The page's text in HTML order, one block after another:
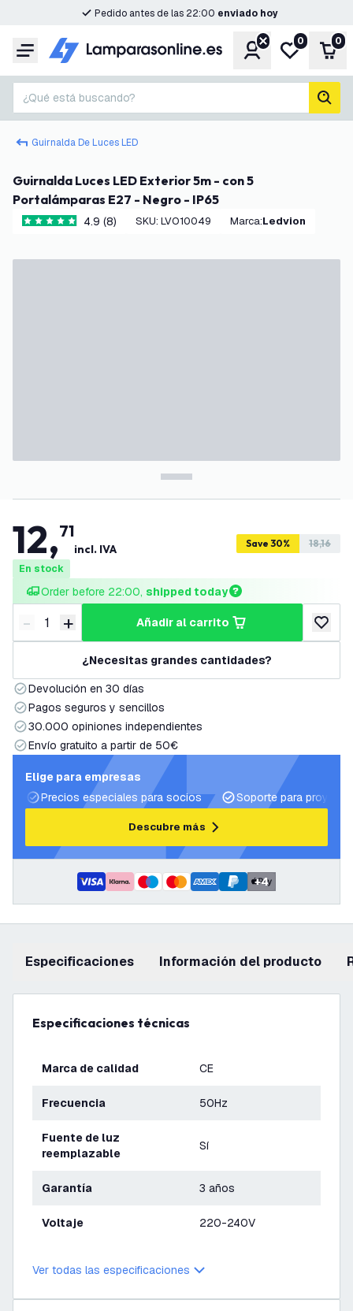
Pedido antes de las 22:00 enviado hoy
Menú CuentaMi lista de
0 0
¿Qué está buscando?
Guirnalda De Luces LED
Guirnalda Luces LED Exterior 5m - con 5
Portalámparas E27 - Negro - IP65
4.9 estrellas de puntuación
4.9 (8) SKU: LVO10049 Marca: Ledvion
12,71
incl. IVA Save 30% 18,16
En stock
Order before 22:00, shipped today
Disminuir cantidad
- Aumentar cantidad
+ añadir al carrito
añadir
¿Necesitas grandes cantidades?
Devolución en 30 días
Pagos seguros y sencillos
30.000 opiniones independientes
Envío gratuito a partir de 50€
Elige para empresas
Precios especiales para socios
Soporte para
Descubre más
+4
Especificaciones información del producto
Especificaciones técnicas
Marca de calidad CE
Frecuencia 50Hz
Fuente de luz
reemplazable
Sí
Garantía 3 años
Voltaje 220-240V
Ver todas las especificaciones